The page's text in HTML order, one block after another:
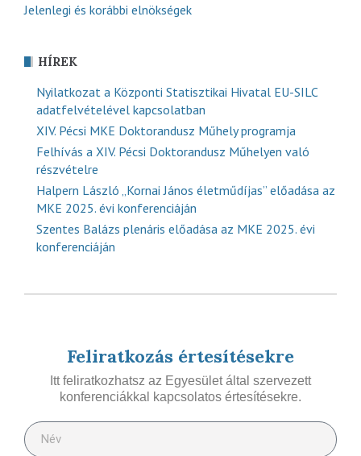
Jelenlegi és korábbi elnökségek
HÍREK
Nyilatkozat a Központi Statisztikai Hivatal EU-SILC
adatfelvételével kapcsolatban
XIV. Pécsi MKE Doktorandusz Műhely programja
Felhívás a XIV. Pécsi Doktorandusz Műhelyen való
részvételre
Halpern László „Kornai János életműdíjas” előadása az
MKE 2025. évi konferenciáján
Szentes Balázs plenáris előadása az MKE 2025. évi
konferenciáján
Feliratkozás értesítésekre
Itt feliratkozhatsz az Egyesület által szervezett
konferenciákkal kapcsolatos értesítésekre.